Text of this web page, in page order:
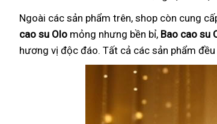
Ngoài các sản phẩm trên, shop còn cung
cao su Olo mỏng nhưng bền bỉ, Bao cao su
hương vị độc đáo. Tất cả các sản phẩm